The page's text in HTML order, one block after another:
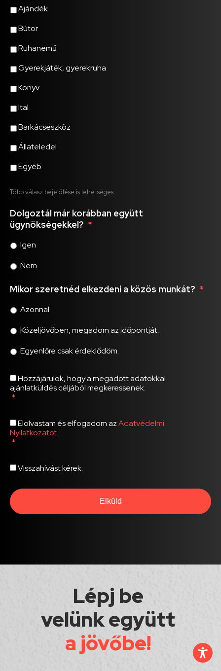
Ajándék
Bútor
Ruhanemű
Gyerekjáték, gyerekruha
Könyv
Ital
Barkácseszköz
Állateledel
Egyéb
Több válasz bejelölése is lehetséges.
Dolgoztál már korábban együtt
ügynökségekkel? *
Igen
Nem
Mikor szeretnéd elkezdeni a közös munkát? *
Azonnal.
Közeljövőben, megadom az időpontját.
Egyenlőre csak érdeklődöm.
GDPR *
Hozzájárulok, hogy a megadott adatokkal
ajánlatküldés céljából megkeressenek.
*
Adatvédelmi
Nyilatkozat
Elolvastam és elfogadom azAdatvédelmi
Nyilatkozatot.
*
Visszahívást
Visszahívást kérek.
Lépj be
velünk együtt
a jövőbe!